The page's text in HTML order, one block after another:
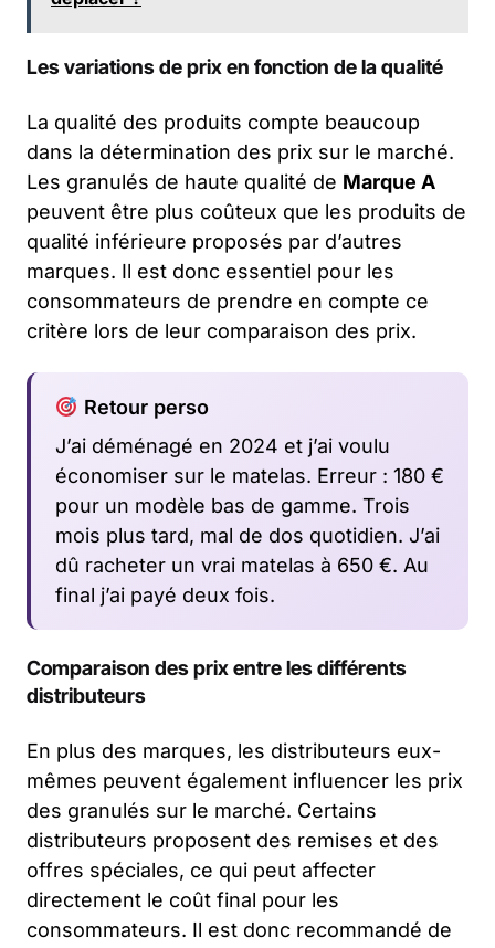
Les variations de prix en fonction de la qualité
La qualité des produits compte beaucoup
dans la détermination des prix sur le marché.
Les granulés de haute qualité de Marque A
peuvent être plus coûteux que les produits de
qualité inférieure proposés par d’autres
marques. Il est donc essentiel pour les
consommateurs de prendre en compte ce
critère lors de leur comparaison des prix.
Retour perso
J’ai déménagé en 2024 et j’ai voulu
économiser sur le matelas. Erreur : 180 €
pour un modèle bas de gamme. Trois
mois plus tard, mal de dos quotidien. J’ai
dû racheter un vrai matelas à 650 €. Au
final j’ai payé deux fois.
Comparaison des prix entre les différents
distributeurs
En plus des marques, les distributeurs eux-
mêmes peuvent également influencer les prix
des granulés sur le marché. Certains
distributeurs proposent des remises et des
offres spéciales, ce qui peut affecter
directement le coût final pour les
consommateurs. Il est donc recommandé de